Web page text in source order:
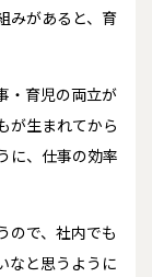
みがあると、育
・育児の両立が
が生まれてから
に、仕事の効率
ので、社内でも
なと思うように